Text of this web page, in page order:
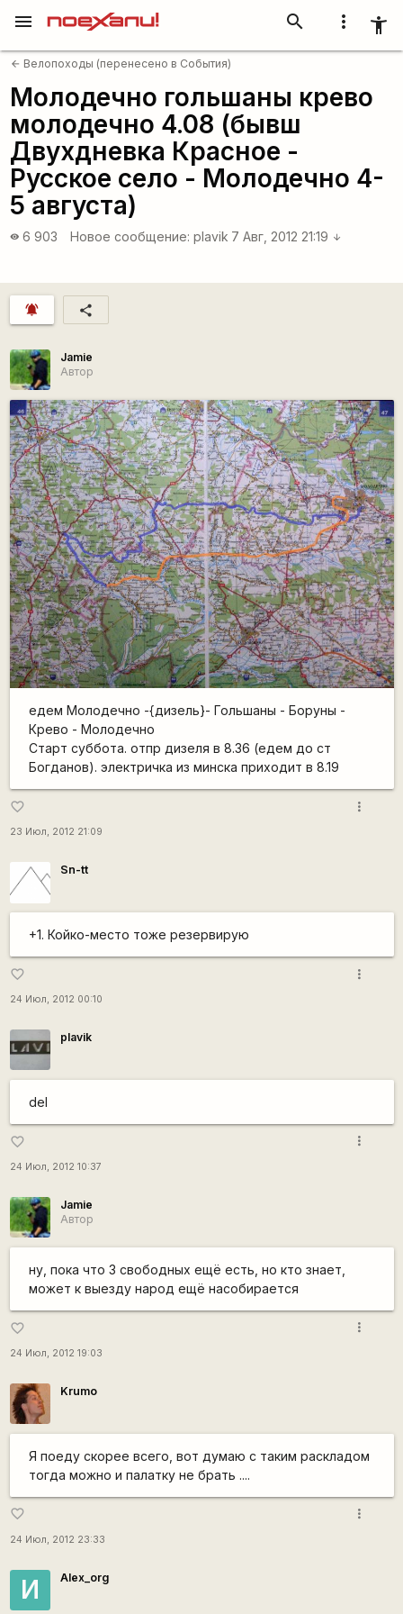
more_vert accessibility_new
search
menu
arrow_back Велопоходы (перенесено в События)
Молодечно гольшаны крево
молодечно 4.08 (бывш
Двухдневка Красное -
Русское село - Молодечно 4-
5 августа)
visibility 6 903 Новое сообщение: plavik 7 Авг, 2012 21:19 arrow_downward
notifications_active share
Jamie
Автор
едем Молодечно -{дизель}- Гольшаны - Боруны -
Крево - Молодечно
Старт суббота. отпр дизеля в 8.36 (едем до ст
Богданов). электричка из минска приходит в 8.19
favorite_border
23 Июл, 2012 21:09
more_vert
Sn-tt
+1. Койко-место тоже резервирую
favorite_border
24 Июл, 2012 00:10
more_vert
plavik
del
favorite_border
24 Июл, 2012 10:37
more_vert
Jamie
Автор
ну, пока что 3 свободных ещё есть, но кто знает,
может к выезду народ ещё насобирается
favorite_border
24 Июл, 2012 19:03
more_vert
Krumo
Я поеду скорее всего, вот думаю с таким раскладом
тогда можно и палатку не брать ....
favorite_border
24 Июл, 2012 23:33
more_vert
И Alex_org